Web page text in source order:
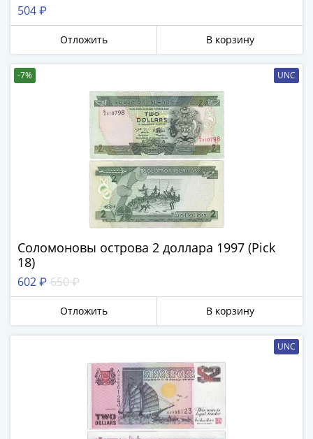
504 ₽
Отложить В корзину
-7% UNC
Соломоновы острова 2 доллара 1997 (Pick
18)
602 ₽ 650 ₽
Отложить В корзину
UNC